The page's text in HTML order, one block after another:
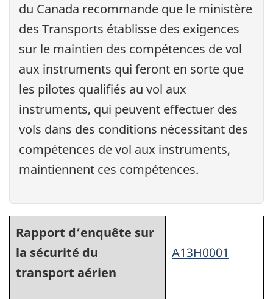
du Canada recommande que le ministère
des Transports établisse des exigences
sur le maintien des compétences de vol
aux instruments qui feront en sorte que
les pilotes qualifiés au vol aux
instruments, qui peuvent effectuer des
vols dans des conditions nécessitant des
compétences de vol aux instruments,
maintiennent ces compétences.
Rapport d’enquête sur
la sécurité du
transport aérien
A13H0001